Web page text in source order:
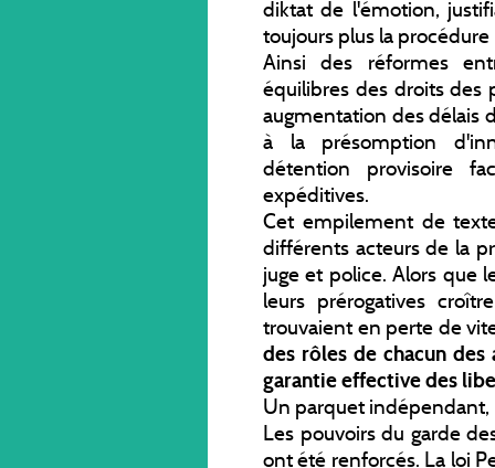
diktat de l'émotion,
toujours plus la
Ainsi des réformes
équilibres des droits des
augmentation des délais
à la présomption
détention provisoire
expéditives.
Cet empilement de
différents acteurs de la
juge et police. Alors que
leurs prérogatives
trouvaient en perte de
des rôles de chacun
garantie effective des
Un parquet indépendant,
Les pouvoirs du garde
ont été renforcés. La loi